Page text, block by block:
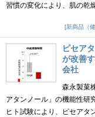
習慣の変化により、肌の
新商品（健
ピセア
が改善
会社
森永製菓
アタンノール」の機能性研
ヒト試験により、ピセアタ